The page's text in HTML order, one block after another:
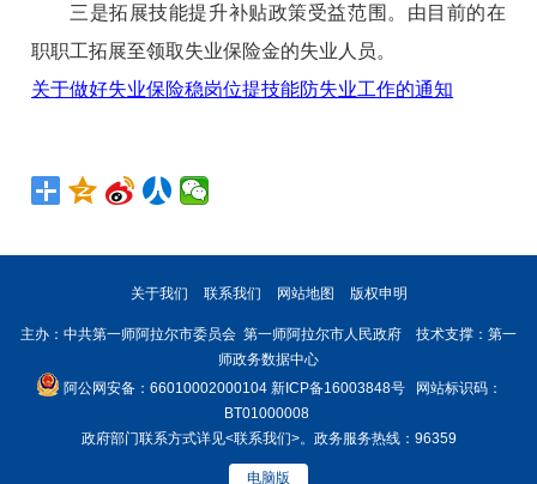
三是拓展技能提升补贴政策受益范围。由目前的在
职职工拓展至领取失业保险金的失业人员。
关于做好失业保险稳岗位提技能防失业工作的通知
关于我们 联系我们 网站地图 版权申明
主办：中共第一师阿拉尔市委员会 第一师阿拉尔市人民政府 技术支撑：第一
师政务数据中心
阿公网安备：66010002000104 新ICP备16003848号网站标识码：
BT01000008
政府部门联系方式详见<联系我们>。政务服务热线：96359
电脑版